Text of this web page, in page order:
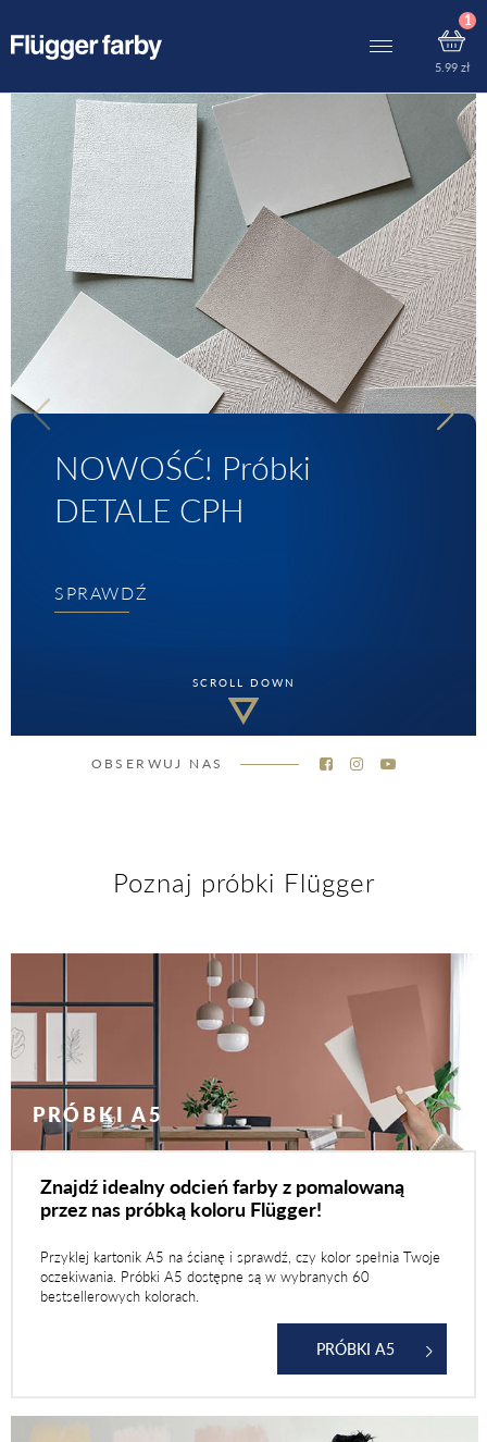
5.99zł
NOWOŚĆ! Próbki
DETALE CPH
SPRAWDŹ
SCROLL DOWN
OBSERWUJ NAS
Poznaj próbki Flügger
PRÓBKI A5
Znajdź idealny odcień farby z pomalowaną
przez nas próbką koloru Flügger!
Przyklej kartonik A5 na ścianę i sprawdź, czy kolor spełnia Twoje
oczekiwania. Próbki A5 dostępne są w wybranych 60
bestsellerowych kolorach.
PRÓBKI A5